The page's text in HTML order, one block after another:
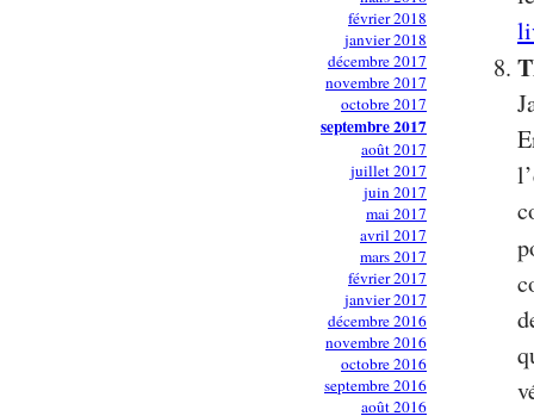
février 2018
janvier 2018
décembre 2017
novembre 2017
octobre 2017
septembre 2017
août 2017
juillet 2017
juin 2017
mai 2017
avril 2017
mars 2017
février 2017
janvier 2017
décembre 2016
novembre 2016
octobre 2016
septembre 2016
août 2016